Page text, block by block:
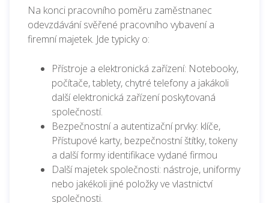
Na konci pracovního poměru zaměstnanec
odevzdávání svěřené pracovního vybavení a
firemní majetek. Jde typicky o:
Přístroje a elektronická zařízení: Notebooky,
počítače, tablety, chytré telefony a jakákoli
další elektronická zařízení poskytovaná
společností.
Bezpečnostní a autentizační prvky: klíče,
Přístupové karty, bezpečnostní štítky, tokeny
a další formy identifikace vydané firmou
Další majetek společnosti: nástroje, uniformy
nebo jakékoli jiné položky ve vlastnictví
společnosti.